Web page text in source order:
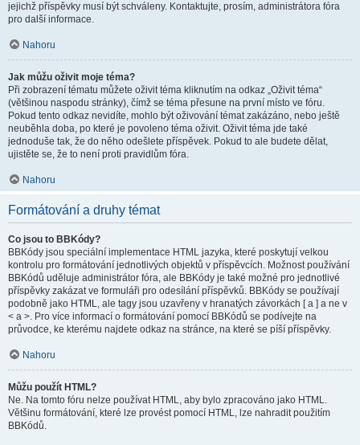
jejichž příspěvky musí být schváleny. Kontaktujte, prosím, administrátora fóra
pro další informace.
Nahoru
Jak můžu oživit moje téma?
Při zobrazení tématu můžete oživit téma kliknutím na odkaz „Oživit téma“
(většinou naspodu stránky), čímž se téma přesune na první místo ve fóru.
Pokud tento odkaz nevidíte, mohlo být oživování témat zakázáno, nebo ještě
neuběhla doba, po které je povoleno téma oživit. Oživit téma jde také
jednoduše tak, že do něho odešlete příspěvek. Pokud to ale budete dělat,
ujistěte se, že to není proti pravidlům fóra.
Nahoru
Formátování a druhy témat
Co jsou to BBKódy?
BBKódy jsou speciální implementace HTML jazyka, které poskytují velkou
kontrolu pro formátování jednotlivých objektů v příspěvcích. Možnost používání
BBKódů uděluje administrátor fóra, ale BBKódy je také možné pro jednotlivé
příspěvky zakázat ve formuláři pro odesílání příspěvků. BBKódy se používají
podobně jako HTML, ale tagy jsou uzavřeny v hranatých závorkách [ a ] a ne v
< a >. Pro více informací o formátování pomocí BBKódů se podívejte na
průvodce, ke kterému najdete odkaz na stránce, na které se píší příspěvky.
Nahoru
Můžu použít HTML?
Ne. Na tomto fóru nelze používat HTML, aby bylo zpracováno jako HTML.
Většinu formátování, které lze provést pomocí HTML, lze nahradit použitím
BBKódů.